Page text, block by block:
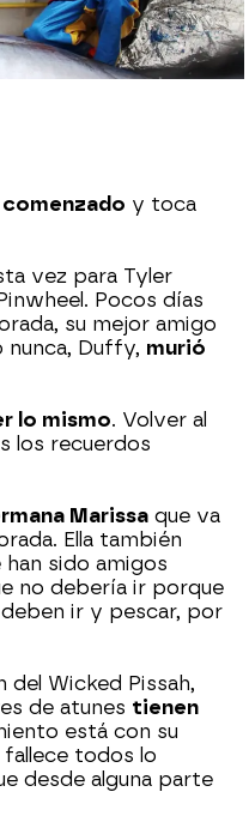
2025, 19:30
y toca
vez para Tyler
Pocos días
su mejor amigo
nunca, Duffy, murió
lo mismo. Volver al
los recuerdos
Marissa que va
Ella también
sido amigos
no debería ir porque
ir y pescar, por
del Wicked Pissah,
de atunes tienen
está con su
fallece todos lo
desde alguna parte